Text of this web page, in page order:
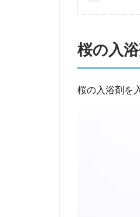
桜の入
桜の入浴剤を